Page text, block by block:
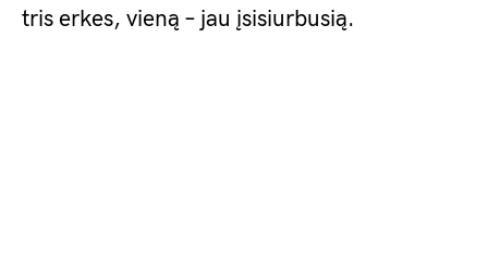
tris erkes, vieną – jau įsisiurbusią.